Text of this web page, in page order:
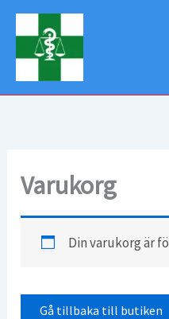
Hoppa
innehåll
Varukorg
Din varukorg är
Gå tillbaka till butiken